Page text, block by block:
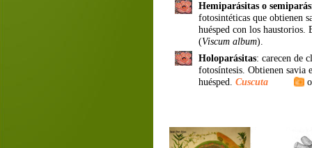
Hemiparásitas o
fotosintéticas que obtienen
huésped con los haustorios.
(Viscum album).
Holoparásitas: carecen de
fotosíntesis. Obtienen savia
huésped. Cuscuta